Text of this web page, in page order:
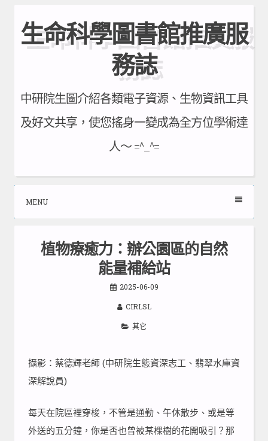
to
content
生命科學圖書館推廣服
務誌
中研院生圖介紹各類電子資源、生物資訊工具
及好文共享，使您搖身一變成為全方位學術達
人～ =^_^=
MENU
植物療癒力：辦公園區的自然
能量補給站
2025-06-09
CIRLSL
其它
攝影：蔡德輝老師 (中研院生態資深志工、翡翠水庫資
深解說員)
每天在院區裡穿梭，不管是通勤、午休散步、或是等
外送的五分鐘，你是否也曾被某棵樹的花開吸引？那